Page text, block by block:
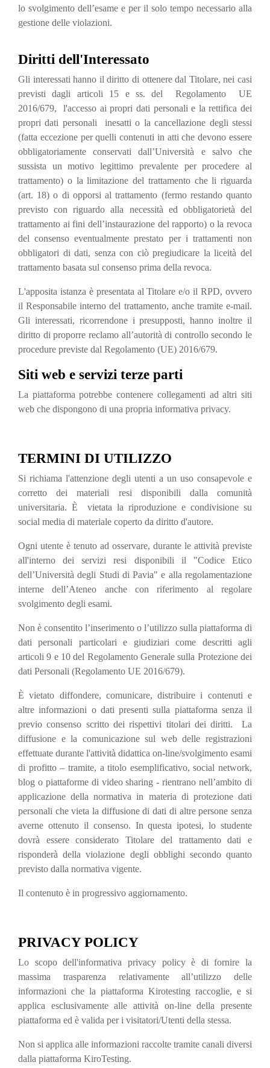
lo svolgimento dell’esame e per il solo tempo necessario alla
gestione delle violazioni.
Diritti dell'Interessato
Gli interessati hanno il diritto di ottenere dal Titolare, nei casi
previsti dagli articoli 15 e ss. del Regolamento UE
2016/679, l'accesso ai propri dati personali e la rettifica dei
propri dati personali inesatti o la cancellazione degli stessi
(fatta eccezione per quelli contenuti in atti che devono essere
obbligatoriamente conservati dall’Università e salvo che
sussista un motivo legittimo prevalente per procedere al
trattamento) o la limitazione del trattamento che li riguarda
(art. 18) o di opporsi al trattamento (fermo restando quanto
previsto con riguardo alla necessità ed obbligatorietà del
trattamento ai fini dell’instaurazione del rapporto) o la revoca
del consenso eventualmente prestato per i trattamenti non
obbligatori di dati, senza con ciò pregiudicare la liceità del
trattamento basata sul consenso prima della revoca.
L'apposita istanza è presentata al Titolare e/o il RPD, ovvero
il Responsabile interno del trattamento, anche tramite e-mail.
Gli interessati, ricorrendone i presupposti, hanno inoltre il
diritto di proporre reclamo all’autorità di controllo secondo le
procedure previste dal Regolamento (UE) 2016/679.
Siti web e servizi terze parti
La piattaforma potrebbe contenere collegamenti ad altri siti
web che dispongono di una propria informativa privacy.
TERMINI DI UTILIZZO
Si richiama l'attenzione degli utenti a un uso consapevole e
corretto dei materiali resi disponibili dalla comunità
universitaria. È vietata la riproduzione e condivisione su
social media di materiale coperto da diritto d'autore.
Ogni utente è tenuto ad osservare, durante le attività previste
all'interno dei servizi resi disponibili il "Codice Etico
dell’Università degli Studi di Pavia" e alla regolamentazione
interne dell’Ateneo anche con riferimento al regolare
svolgimento degli esami.
Non è consentito l’inserimento o l’utilizzo sulla piattaforma di
dati personali particolari e giudiziari come descritti agli
articoli 9 e 10 del Regolamento Generale sulla Protezione dei
dati Personali (Regolamento UE 2016/679).
È vietato diffondere, comunicare, distribuire i contenuti e
altre informazioni o dati presenti sulla piattaforma senza il
previo consenso scritto dei rispettivi titolari dei diritti. La
diffusione e la comunicazione sul web delle registrazioni
effettuate durante l'attività didattica on-line/svolgimento esami
di profitto – tramite, a titolo esemplificativo, social network,
blog o piattaforme di video sharing - rientrano nell’ambito di
applicazione della normativa in materia di protezione dati
personali che vieta la diffusione di dati di altre persone senza
averne ottenuto il consenso. In questa ipotesi, lo studente
dovrà essere considerato Titolare del trattamento dati e
risponderà della violazione degli obblighi secondo quanto
previsto dalla normativa vigente.
Il contenuto è in progressivo aggiornamento.
PRIVACY POLICY
Lo scopo dell'informativa privacy policy è di fornire la
massima trasparenza relativamente all’utilizzo delle
informazioni che la piattaforma Kirotesting raccoglie, e si
applica esclusivamente alle attività on-line della presente
piattaforma ed è valida per i visitatori/Utenti della stessa.
Non si applica alle informazioni raccolte tramite canali diversi
dalla piattaforma KiroTesting.